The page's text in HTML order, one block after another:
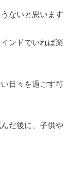
ないと思います
ンドでいれば楽
日々を過ごす可
だ後に、子供や